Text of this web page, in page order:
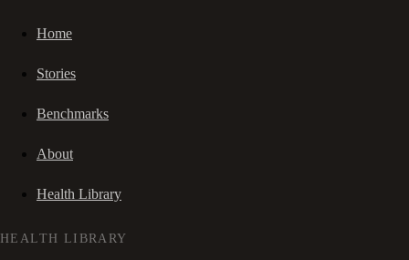
Home
Stories
Benchmarks
About
Health Library
HEALTH LIBRARY